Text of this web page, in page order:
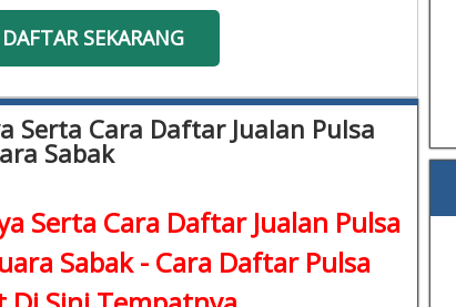
DAFTAR SEKARANG
Serta Cara Daftar Jualan Pulsa
Sabak
Serta Cara Daftar Jualan Pulsa
Sabak - Cara Daftar Pulsa